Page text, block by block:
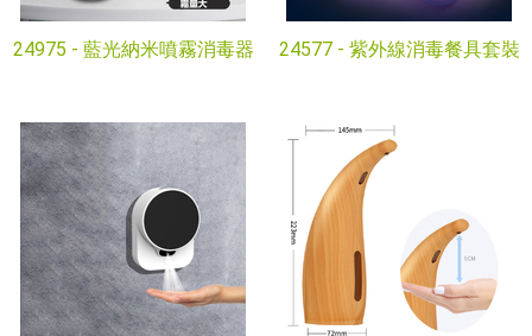
24975 - 藍光納米噴霧消毒器 24577 - 紫外線消毒餐具套裝